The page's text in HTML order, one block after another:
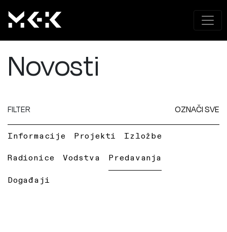
Novosti
FILTER OZNAČI SVE
Informacije Projekti Izložbe
Radionice Vodstva Predavanja
Događaji